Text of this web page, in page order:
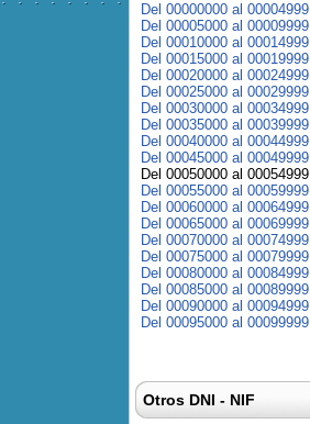
Del 00000000 al 00004999
Del 00005000 al 00009999
Del 00010000 al 00014999
Del 00015000 al 00019999
Del 00020000 al 00024999
Del 00025000 al 00029999
Del 00030000 al 00034999
Del 00035000 al 00039999
Del 00040000 al 00044999
Del 00045000 al 00049999
Del 00050000 al 00054999
Del 00055000 al 00059999
Del 00060000 al 00064999
Del 00065000 al 00069999
Del 00070000 al 00074999
Del 00075000 al 00079999
Del 00080000 al 00084999
Del 00085000 al 00089999
Del 00090000 al 00094999
Del 00095000 al 00099999
Otros DNI - NIF